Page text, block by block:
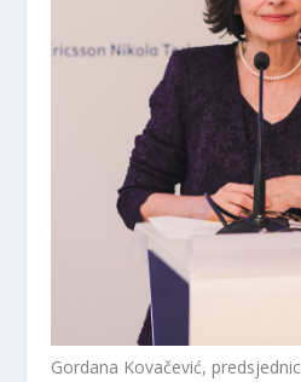
Gordana Kovačević,